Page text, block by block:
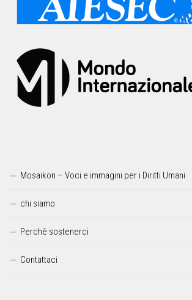
Mosaikon – Voci e immagini per i Diritti Umani
chi siamo
Perchè sostenerci
Contattaci